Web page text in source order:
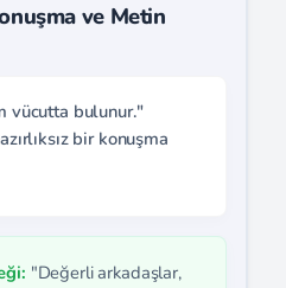
ve Metin
vücutta bulunur."
bir konuşma
"Değerli arkadaşlar,